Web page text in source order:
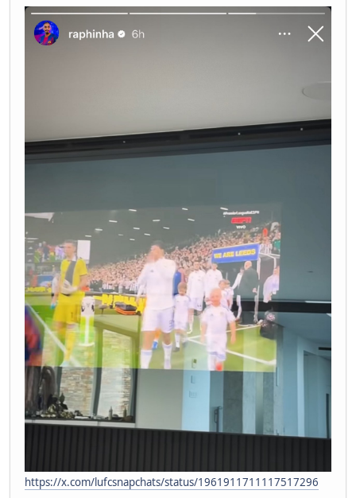
https://x.com/lufcsnapchats/status/1961911711117517296